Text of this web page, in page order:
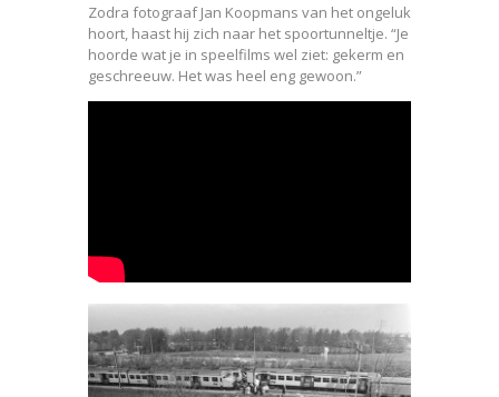
Zodra fotograaf Jan Koopmans van het ongeluk
hoort, haast hij zich naar het spoortunneltje. “Je
hoorde wat je in speelfilms wel ziet: gekerm en
geschreeuw. Het was heel eng gewoon.”